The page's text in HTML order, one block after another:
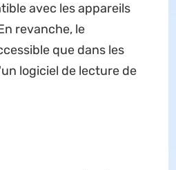
avec les appareils
revanche, le
que dans les
logiciel de lecture de